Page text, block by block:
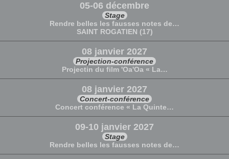
05-06 décembre
Stage
Rendre belles les fausses notes de…
SAINT ROGATIEN (17)
08 janvier 2027
Projection-conférence
Projectin du film 'Oa'Oa « La…
08 janvier 2027
Concert-conférence
Concert conférence « La Quinte…
09-10 janvier 2027
Stage
Rendre belles les fausses notes de…